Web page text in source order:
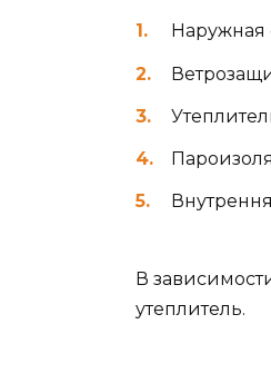
Наружная
В
утеплитель.